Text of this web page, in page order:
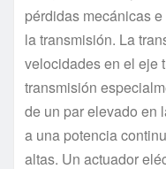
pérdidas mecánicas
la transmisión. La
velocidades en el eje
transmisión
de un par elevado en
a una potencia
altas. Un actuador